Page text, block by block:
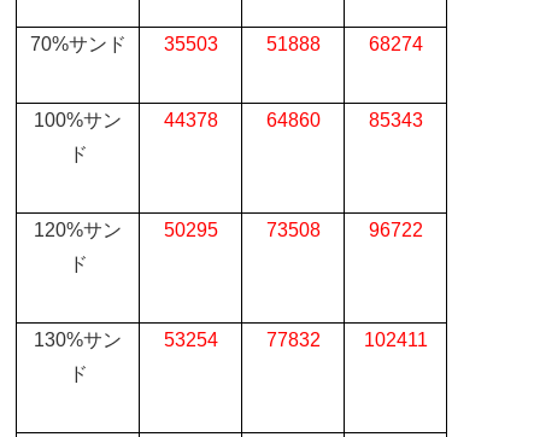
70%サンド 35503 51888 68274
100%サン
ド
44378 64860 85343
120%サン
ド
50295 73508 96722
130%サン
ド
53254 77832 102411